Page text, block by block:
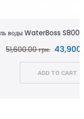
waterboss
грн.